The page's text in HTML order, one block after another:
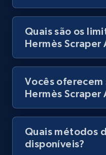
Quais são os
Hermès Scraper
Vocês oferecem
Hermès Scraper
Quais métodos
disponíveis?